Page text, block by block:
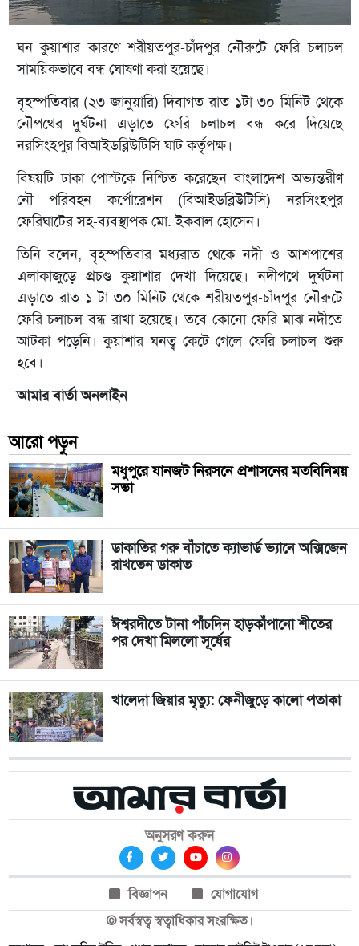
ঘন কুয়াশার কারণে শরীয়তপুর-চাঁদপুর নৌরুটে ফেরি চলাচল
সাময়িকভাবে বন্ধ ঘোষণা করা হয়েছে।
বৃহস্পতিবার (২৩ জানুয়ারি) দিবাগত রাত ১টা ৩০ মিনিট থেকে
নৌপথের দুর্ঘটনা এড়াতে ফেরি চলাচল বন্ধ করে দিয়েছে
নরসিংহপুর বিআইডব্লিউটিসি ঘাট কর্তৃপক্ষ।
বিষয়টি ঢাকা পোস্টকে নিশ্চিত করেছেন বাংলাদেশ অভ্যন্তরীণ
নৌ পরিবহন কর্পোরেশন (বিআইডব্লিউটিসি) নরসিংহপুর
ফেরিঘাটের সহ-ব্যবস্থাপক মো. ইকবাল হোসেন।
তিনি বলেন, বৃহস্পতিবার মধ্যরাত থেকে নদী ও আশপাশের
এলাকাজুড়ে প্রচণ্ড কুয়াশার দেখা দিয়েছে। নদীপথে দুর্ঘটনা
এড়াতে রাত ১ টা ৩০ মিনিট থেকে শরীয়তপুর-চাঁদপুর নৌরুটে
ফেরি চলাচল বন্ধ রাখা হয়েছে। তবে কোনো ফেরি মাঝ নদীতে
আটকা পড়েনি। কুয়াশার ঘনত্ব কেটে গেলে ফেরি চলাচল শুরু
হবে।
আমার বার্তা অনলাইন
আরো পড়ুন
মধুপুরে যানজট নিরসনে প্রশাসনের মতবিনিময়
সভা
ডাকাতির গরু বাঁচাতে ক্যাভার্ড ভ্যানে অক্সিজেন
রাখতেন ডাকাত
ঈশ্বরদীতে টানা পাঁচদিন হাড়কাঁপানো শীতের
পর দেখা মিললো সূর্যের
খালেদা জিয়ার মৃত্যু: ফেনীজুড়ে কালো পতাকা
অনুসরণ করুন
বিজ্ঞাপন
যোগাযোগ
© সর্বস্বত্ব স্বত্বাধিকার সংরক্ষিত।